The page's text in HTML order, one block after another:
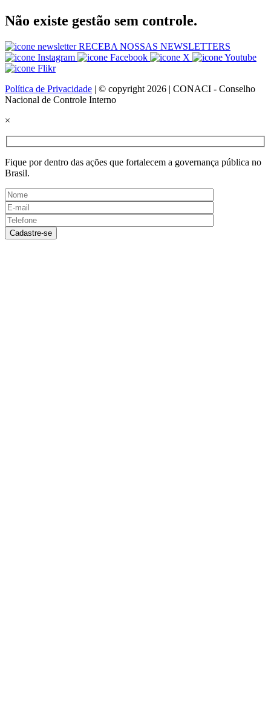
Não existe gestão sem controle.
RECEBA NOSSAS NEWSLETTERS
Política de Privacidade | © copyright 2026 | CONACI - Conselho
Nacional de Controle Interno
×
Fique por dentro das ações que fortalecem a governança pública no
Brasil.